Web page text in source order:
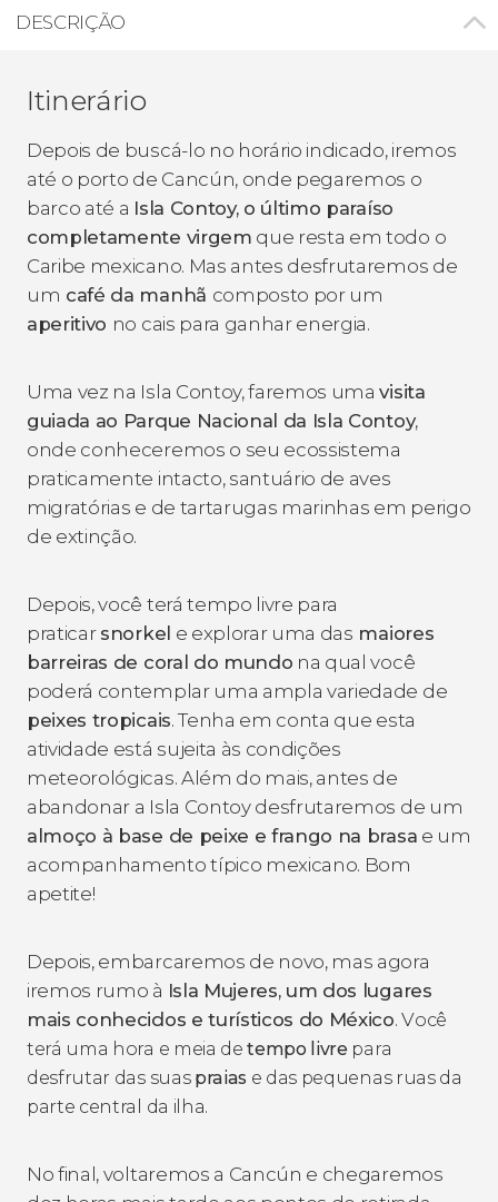
DESCRIÇÃO
Itinerário
Depois de buscá-lo no horário indicado, iremos
até o porto de Cancún, onde pegaremos o
barco até a Isla Contoy, o último paraíso
completamente virgem que resta em todo o
Caribe mexicano. Mas antes desfrutaremos de
um café da manhã composto por um
aperitivo no cais para ganhar energia.
Uma vez na Isla Contoy, faremos umavisita
guiada ao Parque Nacional da Isla Contoy,
onde conheceremos o seu ecossistema
praticamente intacto, santuário de aves
migratórias e de tartarugas marinhas em perigo
de extinção.
Depois, você terá tempo livre para
praticar snorkel e explorar uma das maiores
barreiras de coral do mundo na qual você
poderá contemplar uma ampla variedade de
peixes tropicais. Tenha em conta que esta
atividade está sujeita às condições
meteorológicas. Além do mais, antes de
abandonar a Isla Contoy desfrutaremos de um
almoço à base de peixe e frango na brasa e um
acompanhamento típico mexicano. Bom
apetite!
Depois, embarcaremos de novo, mas agora
iremos rumo à Isla Mujeres, um dos lugares
mais conhecidos e turísticos do México. Você
terá uma hora e meia detempo livre para
desfrutar das suas praias e das pequenas ruas da
parte central da ilha.
No final, voltaremos a Cancún e chegaremos